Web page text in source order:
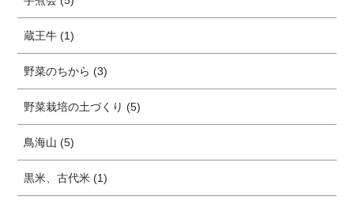
蔵王牛 (1)
野菜のちから (3)
野菜栽培の土づくり (5)
鳥海山 (5)
黒米、古代米 (1)